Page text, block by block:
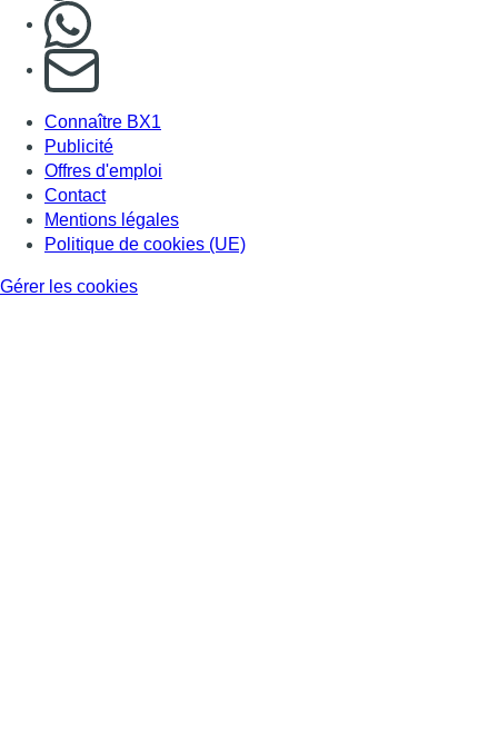
S'abonner à notre newsletter
Connaître BX1
Publicité
Offres d'emploi
Contact
Mentions légales
Politique de cookies (UE)
Gérer les cookies